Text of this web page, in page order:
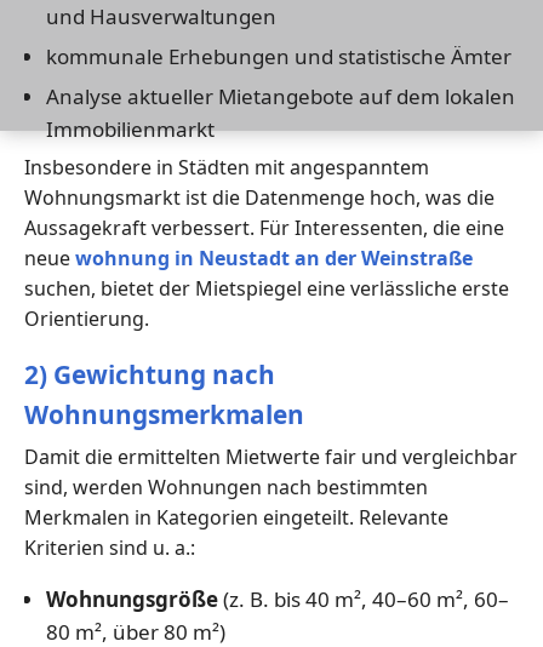
und Hausverwaltungen
kommunale Erhebungen und statistische Ämter
Analyse aktueller Mietangebote auf dem lokalen
Immobilienmarkt
Insbesondere in Städten mit angespanntem
Wohnungsmarkt ist die Datenmenge hoch, was die
Aussagekraft verbessert. Für Interessenten, die eine
neuewohnung in Neustadt an der Weinstraße
suchen, bietet der Mietspiegel eine verlässliche erste
Orientierung.
2) Gewichtung nach
Wohnungsmerkmalen
Damit die ermittelten Mietwerte fair und vergleichbar
sind, werden Wohnungen nach bestimmten
Merkmalen in Kategorien eingeteilt. Relevante
Kriterien sind u. a.:
Wohnungsgröße(z. B. bis 40 m², 40–60 m², 60–
80 m², über 80 m²)